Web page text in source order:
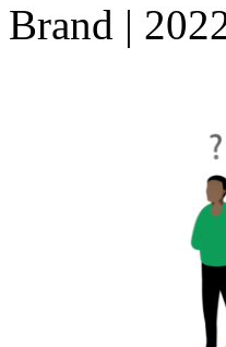
Brand |